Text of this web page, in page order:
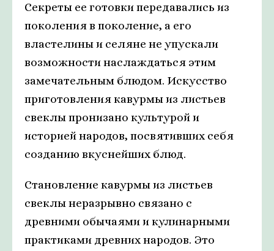
Секреты ее готовки передавались из
поколения в поколение, а его
властелины и селяне не упускали
возможности наслаждаться этим
замечательным блюдом. Искусство
приготовления кавурмы из листьев
свеклы пронизано культурой и
историей народов, посвятивших себя
созданию вкуснейших блюд.
Становление кавурмы из листьев
свеклы неразрывно связано с
древними обычаями и кулинарными
практиками древних народов. Это